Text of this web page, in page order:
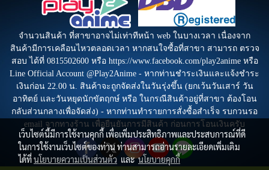
จำนวนสินค้า ที่สาขาอาจไม่เท่าทีหน้า web ในบางเวลา เนื่องจาก
สินค้ามีการเคลือนไหวตลอดเวลา หากสนใจซื้อที่สาขา สามารถ ตรวจ
สอบ ได้ที่ 0815502600 หรือ https://www.facebook.com/play2anime หรือ
Line Official Account @Play2Anime - หากท่านชำระเงินและแจ้งชำระ
เงินก่อน 22.00 น. สินค้าจะถูกจัดส่งในวันรุ่งขึ้น (ยกเว้นวันเสาร์ วัน
อาทิตย์ และวันหยุดนักขัตฤกษ์ หรือ ในกรณีสินค้าอยู่ที่สาขา ต้องโอน
กลับส่วนกลางเพื่อจัดส่ง) - หากท่านทำรายการสั่งซื้อสำเร็จ รบกวนรอ
email จากทางร้าน เพื่อยืนยันการมีสินค้า ก่อนการโอนเงินครับ
เว็บไซต์นี้มีการใช้งานคุกกี้ เพื่อเพิ่มประสิทธิภาพและประสบการณ์ที่ดี
ในการใช้งานเว็บไซต์ของท่าน ท่านสามารถอ่านรายละเอียดเพิ่มเติม
ได้ที่นโยบายความเป็นส่วนตัว และนโยบายคุกกี้